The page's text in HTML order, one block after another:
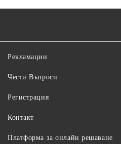
Рекламации
Чести Въпроси
Регистрация
Контакт
Платформа за онлайн решаване